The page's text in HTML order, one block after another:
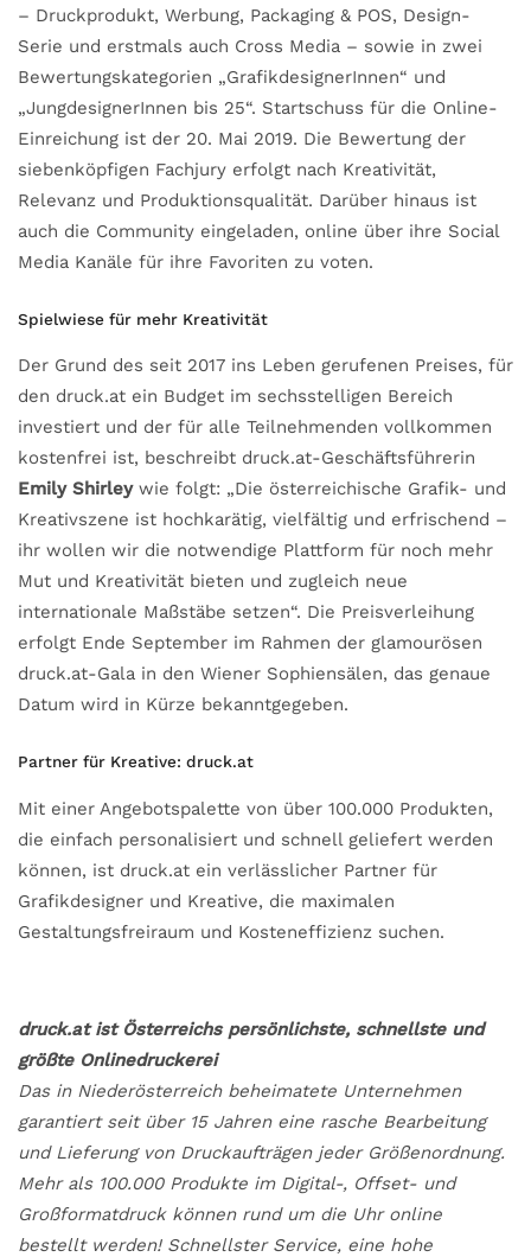
– Druckprodukt, Werbung, Packaging & POS, Design-
Serie und erstmals auch Cross Media – sowie in zwei
Bewertungskategorien „GrafikdesignerInnen“ und
„JungdesignerInnen bis 25“. Startschuss für die Online-
Einreichung ist der 20. Mai 2019. Die Bewertung der
siebenköpfigen Fachjury erfolgt nach Kreativität,
Relevanz und Produktionsqualität. Darüber hinaus ist
auch die Community eingeladen, online über ihre Social
Media Kanäle für ihre Favoriten zu voten.
Spielwiese für mehr Kreativität
Der Grund des seit 2017 ins Leben gerufenen Preises, für
den druck.at ein Budget im sechsstelligen Bereich
investiert und der für alle Teilnehmenden vollkommen
kostenfrei ist, beschreibt druck.at-Geschäftsführerin
Emily Shirleywie folgt: „Die österreichische Grafik- und
Kreativszene ist hochkarätig, vielfältig und erfrischend –
ihr wollen wir die notwendige Plattform für noch mehr
Mut und Kreativität bieten und zugleich neue
internationale Maßstäbe setzen“. Die Preisverleihung
erfolgt Ende September im Rahmen der glamourösen
druck.at-Gala in den Wiener Sophiensälen, das genaue
Datum wird in Kürze bekanntgegeben.
Partner für Kreative: druck.at
Mit einer Angebotspalette von über 100.000 Produkten,
die einfach personalisiert und schnell geliefert werden
können, ist druck.at ein verlässlicher Partner für
Grafikdesigner und Kreative, die maximalen
Gestaltungsfreiraum und Kosteneffizienz suchen.
druck.at ist Österreichs persönlichste, schnellste und
größte Onlinedruckerei
Das in Niederösterreich beheimatete Unternehmen
garantiert seit über 15 Jahren eine rasche Bearbeitung
und Lieferung von Druckaufträgen jeder Größenordnung.
Mehr als 100.000 Produkte im Digital-, Offset- und
Großformatdruck können rund um die Uhr online
bestellt werden! Schnellster Service, eine hohe